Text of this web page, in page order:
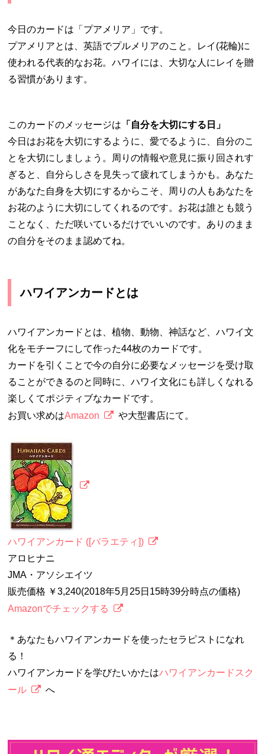
今日のカードは「プアメリア」です。
プアメリアとは、英語でプルメリアのこと。レイ(花輪)に
使われる代表的なお花。ハワイには、大切な人にレイを贈
る習慣があります。
このカードのメッセージは 「自分を大切にする日」
今日はお花を大切にするように、愛でるように、自分のこ
とを大切にしましょう。周りの情報や意見に振り回されす
ぎると、自分らしさを見失って疲れてしまうかも。あなた
があなた自身を大切にするからこそ、周りの人もあなたを
お花のように大切にしてくれるのです。お花は誰とも競う
ことなく、ただ咲いているだけでいいのです。ありのまま
の自分をそのまま認めてね。
ハワイアンカードとは
ハワイアンカードとは、植物、動物、神話など、ハワイ文
化をモチーフにして作った44枚のカードです。
カードを引くことで今の自分に必要なメッセージを受け取
ることができるのと同時に、ハワイ文化にも詳しくなれる
楽しくてポジティブなカードです。
お買い求めはAmazon や大型書店にて。
ハワイアンカード ([バラエティ])
アロヒナニ
JMA・アソシエイツ
販売価格 ￥3,240(2018年5月25日15時39分時点の価格)
Amazonでチェックする
＊あなたもハワイアンカードを使ったセラピストになれ
る！
ハワイアンカードを学びたいかたはハワイアンカードスク
ール
へ